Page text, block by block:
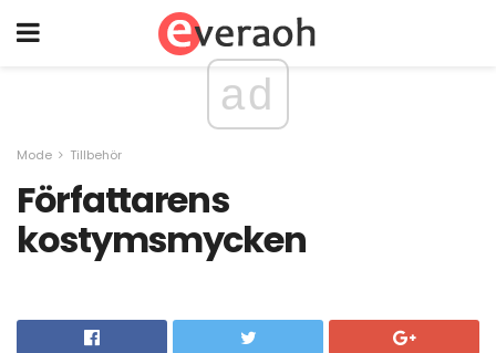
ad
Mode Tillbehör
Författarens
kostymsmycken